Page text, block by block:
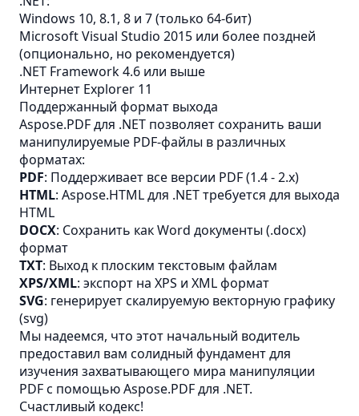
Windows 10, 8.1, 8 и 7 (только 64-бит)
Microsoft Visual Studio 2015 или более поздней
(опционально, но рекомендуется)
.NET Framework 4.6 или выше
Интернет Explorer 11
Поддержанный формат выхода
Aspose.PDF для .NET позволяет сохранить ваши
манипулируемые PDF-файлы в различных
форматах:
PDF: Поддерживает все версии PDF (1.4 - 2.x)
HTML: Aspose.HTML для .NET требуется для выхода
HTML
DOCX: Сохранить как Word документы (.docx)
формат
TXT: Выход к плоским текстовым файлам
XPS/XML: экспорт на XPS и XMLформат
SVG: генерирует скалируемую векторную графику
(svg)
Мы надеемся, что этот начальный водитель
предоставил вам солидный фундамент для
изучения захватывающего мира манипуляции
PDF с помощью Aspose.PDF для .NET.
Счастливый кодекс!